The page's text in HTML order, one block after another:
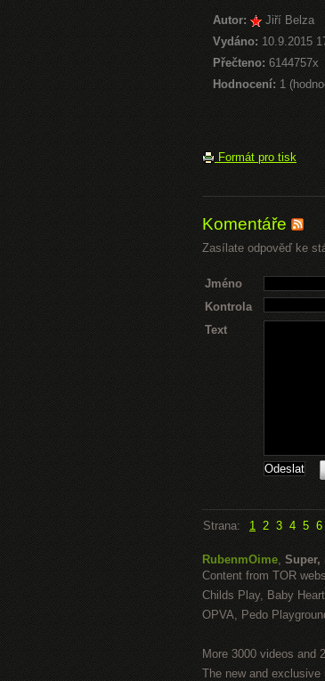
Autor:
Jiří Belza
Vydáno: 10.9.2015
Přečteno: 6144757x
Hodnocení: 1
Formát pro tisk
Komentáře
Zasílate odpověď ke
Jméno
Kontrola
Text
Strana: 1 2 3 4 5 6
RubenmOime, Super,
Content from TOR
Childs Play, Baby
OPVA, Pedo
More 3000 videos and
The new and exclusive